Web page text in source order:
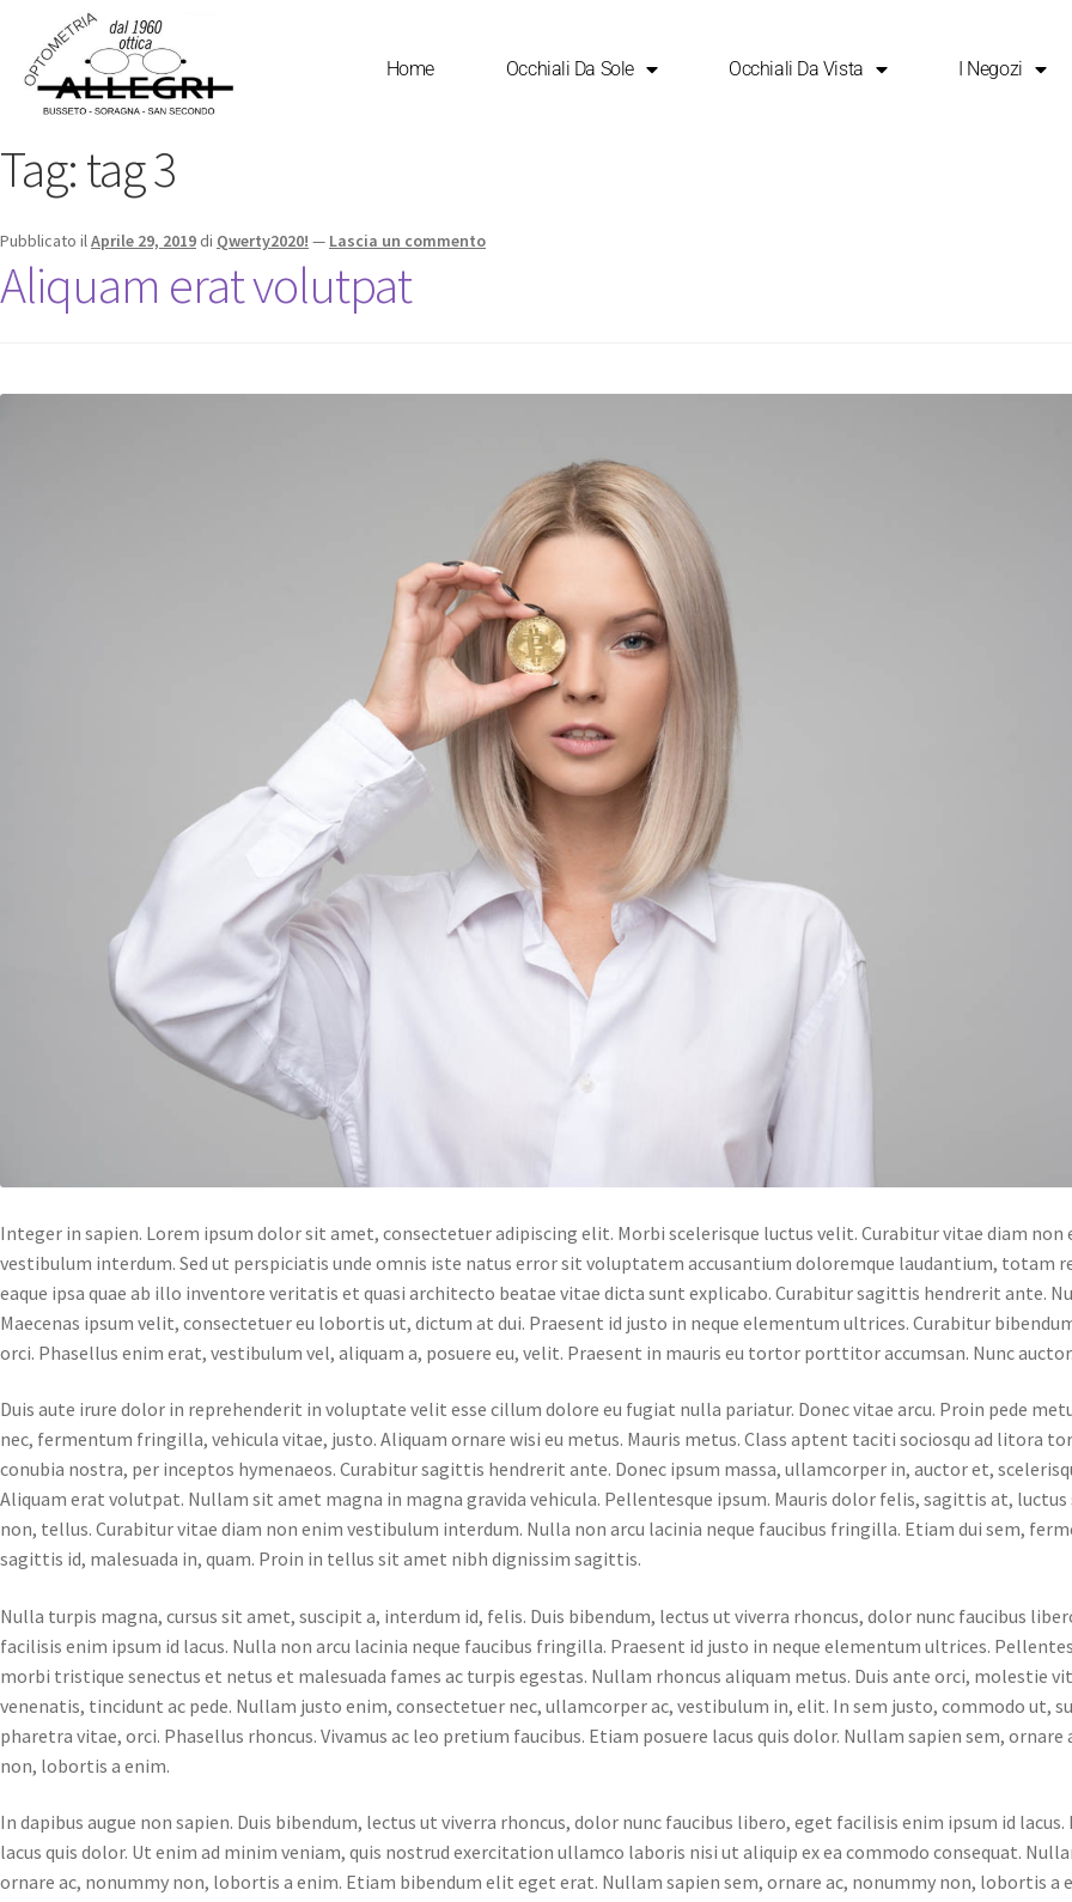
Home Occhiali Da Sole Occhiali Da Vista I Negozi
Tag:tag 3
Pubblicato ilAprile 29, 2019 di Qwerty2020! — Lascia un commento
Aliquam erat volutpat
Integer in sapien. Lorem ipsum dolor sit amet, consectetuer adipiscing elit. Morbi scelerisque luctus velit. Curabitur vitae diam non
vestibulum interdum. Sed ut perspiciatis unde omnis iste natus error sit voluptatem accusantium doloremque laudantium, totam
eaque ipsa quae ab illo inventore veritatis et quasi architecto beatae vitae dicta sunt explicabo. Curabitur sagittis hendrerit ante.
Maecenas ipsum velit, consectetuer eu lobortis ut, dictum at dui. Praesent id justo in neque elementum ultrices. Curabitur
orci. Phasellus enim erat, vestibulum vel, aliquam a, posuere eu, velit. Praesent in mauris eu tortor porttitor accumsan. Nunc
Duis aute irure dolor in reprehenderit in voluptate velit esse cillum dolore eu fugiat nulla pariatur. Donec vitae arcu. Proin pede
nec, fermentum fringilla, vehicula vitae, justo. Aliquam ornare wisi eu metus. Mauris metus. Class aptent taciti sociosqu ad litora
conubia nostra, per inceptos hymenaeos. Curabitur sagittis hendrerit ante. Donec ipsum massa, ullamcorper in, auctor et,
Aliquam erat volutpat. Nullam sit amet magna in magna gravida vehicula. Pellentesque ipsum. Mauris dolor felis, sagittis at, luctus
non, tellus. Curabitur vitae diam non enim vestibulum interdum. Nulla non arcu lacinia neque faucibus fringilla. Etiam dui sem,
sagittis id, malesuada in, quam. Proin in tellus sit amet nibh dignissim sagittis.
Nulla turpis magna, cursus sit amet, suscipit a, interdum id, felis. Duis bibendum, lectus ut viverra rhoncus, dolor nunc faucibus
facilisis enim ipsum id lacus. Nulla non arcu lacinia neque faucibus fringilla. Praesent id justo in neque elementum ultrices.
morbi tristique senectus et netus et malesuada fames ac turpis egestas. Nullam rhoncus aliquam metus. Duis ante orci, molestie
venenatis, tincidunt ac pede. Nullam justo enim, consectetuer nec, ullamcorper ac, vestibulum in, elit. In sem justo, commodo ut,
pharetra vitae, orci. Phasellus rhoncus. Vivamus ac leo pretium faucibus. Etiam posuere lacus quis dolor. Nullam sapien sem, ornare
non, lobortis a enim.
In dapibus augue non sapien. Duis bibendum, lectus ut viverra rhoncus, dolor nunc faucibus libero, eget facilisis enim ipsum id
lacus quis dolor. Ut enim ad minim veniam, quis nostrud exercitation ullamco laboris nisi ut aliquip ex ea commodo consequat.
ornare ac, nonummy non, lobortis a enim. Etiam bibendum elit eget erat. Nullam sapien sem, ornare ac, nonummy non, lobortis a